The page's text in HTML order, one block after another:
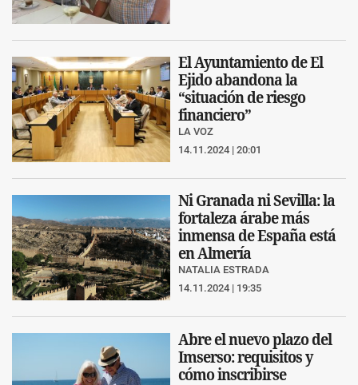
El Ayuntamiento de El
Ejido abandona la
“situación de riesgo
financiero”
LA VOZ
14.11.2024 | 20:01
Ni Granada ni Sevilla: la
fortaleza árabe más
inmensa de España está
en Almería
NATALIA ESTRADA
14.11.2024 | 19:35
Abre el nuevo plazo del
Imserso: requisitos y
cómo inscribirse